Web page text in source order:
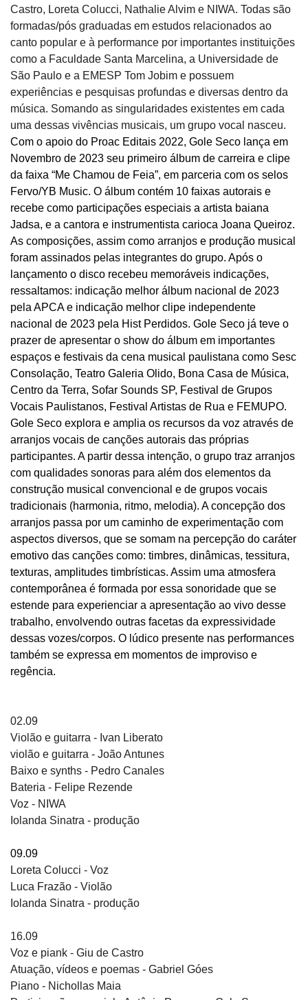
Castro, Loreta Colucci, Nathalie Alvim e NIWA. Todas são
formadas/pós graduadas em estudos relacionados ao
canto popular e à performance por importantes instituições
como a Faculdade Santa Marcelina, a Universidade de
São Paulo e a EMESP Tom Jobim e possuem
experiências e pesquisas profundas e diversas dentro da
música. Somando as singularidades existentes em cada
uma dessas vivências musicais, um grupo vocal nasceu.
Com o apoio do Proac Editais 2022, Gole Seco lança em
Novembro de 2023 seu primeiro álbum de carreira e clipe
da faixa “Me Chamou de Feia”, em parceria com os selos
Fervo/YB Music. O álbum contém 10 faixas autorais e
recebe como participações especiais a artista baiana
Jadsa, e a cantora e instrumentista carioca Joana Queiroz.
As composições, assim como arranjos e produção musical
foram assinados pelas integrantes do grupo. Após o
lançamento o disco recebeu memoráveis indicações,
ressaltamos: indicação melhor álbum nacional de 2023
pela APCA e indicação melhor clipe independente
nacional de 2023 pela Hist Perdidos. Gole Seco já teve o
prazer de apresentar o show do álbum em importantes
espaços e festivais da cena musical paulistana como Sesc
Consolação, Teatro Galeria Olido, Bona Casa de Música,
Centro da Terra, Sofar Sounds SP, Festival de Grupos
Vocais Paulistanos, Festival Artistas de Rua e FEMUPO.
Gole Seco explora e amplia os recursos da voz através de
arranjos vocais de canções autorais das próprias
participantes. A partir dessa intenção, o grupo traz arranjos
com qualidades sonoras para além dos elementos da
construção musical convencional e de grupos vocais
tradicionais (harmonia, ritmo, melodia). A concepção dos
arranjos passa por um caminho de experimentação com
aspectos diversos, que se somam na percepção do caráter
emotivo das canções como: timbres, dinâmicas, tessitura,
texturas, amplitudes timbrísticas. Assim uma atmosfera
contemporânea é formada por essa sonoridade que se
estende para experienciar a apresentação ao vivo desse
trabalho, envolvendo outras facetas da expressividade
dessas vozes/corpos. O lúdico presente nas performances
também se expressa em momentos de improviso e
regência.
02.09
Violão e guitarra - Ivan Liberato
violão e guitarra - João Antunes
Baixo e synths - Pedro Canales
Bateria - Felipe Rezende
Voz - NIWA
Iolanda Sinatra - produção
09.09
Loreta Colucci - Voz
Luca Frazão - Violão
Iolanda Sinatra - produção
16.09
Voz e piank - Giu de Castro
Atuação, vídeos e poemas - Gabriel Góes
Piano - Nichollas Maia